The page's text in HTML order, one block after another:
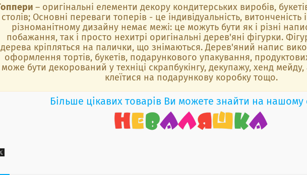
Топпери – оригінальні елементи декору кондитерських виробів,
столів; Основні переваги топерів - це індивідуальність, витонченість
різноманітному дизайну немає межі: це можуть бути як і різні
побажання, так і просто нехитрі оригінальні дерев'яні фігурки.
дерева кріпляться на палички, що знімаються. Дерев'яний напис
оформлення тортів, букетів, подарункового упакування,
може бути декорований у техніці скрапбукінгу, декупажу, хенд
клеїтися на подарункову коробку тощо.
Більше цікавих товарів Ви можете знайти на нашому